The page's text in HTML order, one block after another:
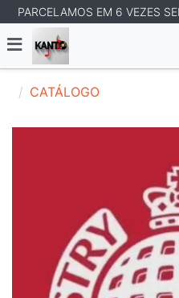
PARCELAMOS EM 6 VEZES
CATÁLOGO